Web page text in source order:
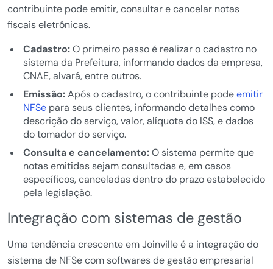
contribuinte pode emitir, consultar e cancelar notas
fiscais eletrônicas.
Cadastro:O primeiro passo é realizar o cadastro no
sistema da Prefeitura, informando dados da empresa,
CNAE, alvará, entre outros.
Emissão:Após o cadastro, o contribuinte podeemitir
NFSepara seus clientes, informando detalhes como
descrição do serviço, valor, alíquota do ISS, e dados
do tomador do serviço.
Consulta e cancelamento:O sistema permite que
notas emitidas sejam consultadas e, em casos
específicos, canceladas dentro do prazo estabelecido
pela legislação.
Integração com sistemas de gestão
Uma tendência crescente em Joinville é a integração do
sistema de NFSe com softwares de gestão empresarial